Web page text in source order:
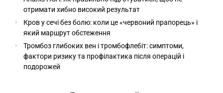
отримати хибно високий результат
Кров у сечі без болю: коли це «червоний прапорець» і
який маршрут обстеження
Тромбоз глибоких вен і тромбофлебіт: симптоми,
фактори ризику та профілактика після операцій і
подорожей